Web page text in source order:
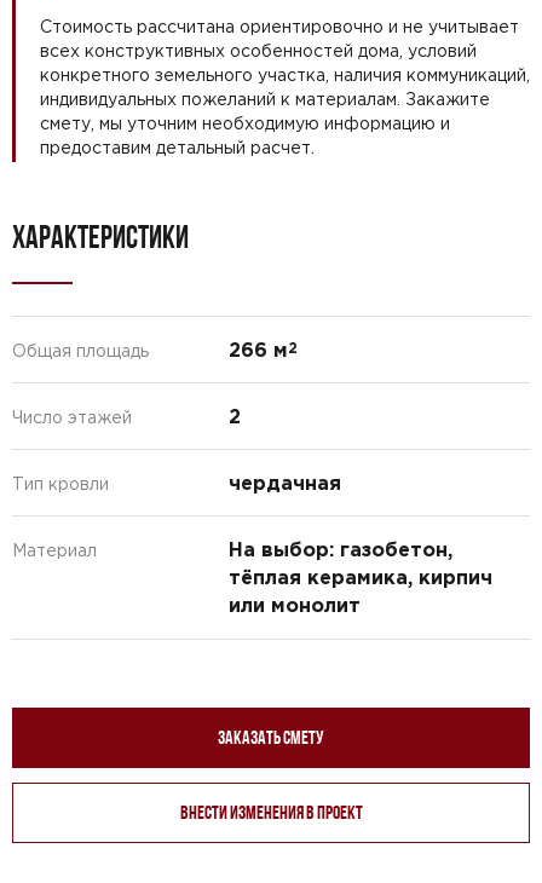
Стоимость рассчитана ориентировочно и не учитывает
всех конструктивных особенностей дома, условий
конкретного земельного участка, наличия коммуникаций,
индивидуальных пожеланий к материалам. Закажите
смету, мы уточним необходимую информацию и
предоставим детальный расчет.
ХАРАКТЕРИСТИКИ
Общая площадь 266 м2
Число этажей 2
Тип кровли чердачная
Материал
На выбор: газобетон,
тёплая керамика, кирпич
или монолит
Заказать смету
Внести изменения в проект